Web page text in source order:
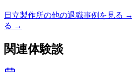
日立製作所の他の退職事例を見る →
る →
関連体験談